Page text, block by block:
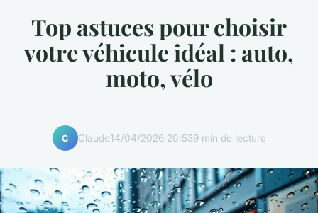
Top astuces pour choisir
votre véhicule idéal : auto,
moto, vélo
C Claude14/04/2026 20:539 min de lecture